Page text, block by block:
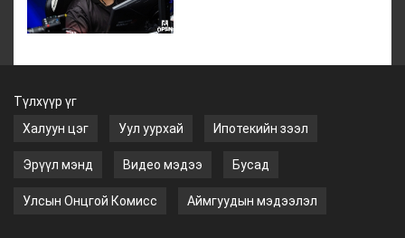
Түлхүүр үг
Халуун цэг
Уул уурхай Ипотекийн зээл
Эрүүл мэнд Видео мэдээ Бусад
Улсын Онцгой Комисс Аймгуудын мэдээлэл